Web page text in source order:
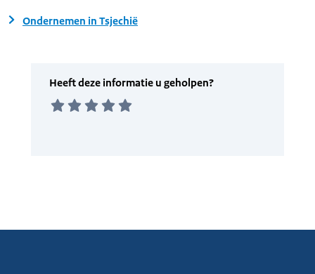
Ondernemen in Tsjechië